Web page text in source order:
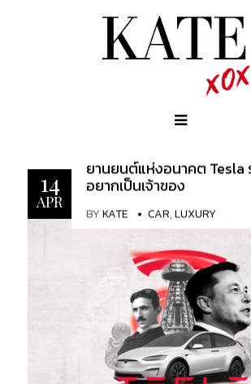
14
APR
ยานยนต์แห่งอนาคต Tesla
อยากเป็นเจ้าของ
BYKATE CAR,LUXURY